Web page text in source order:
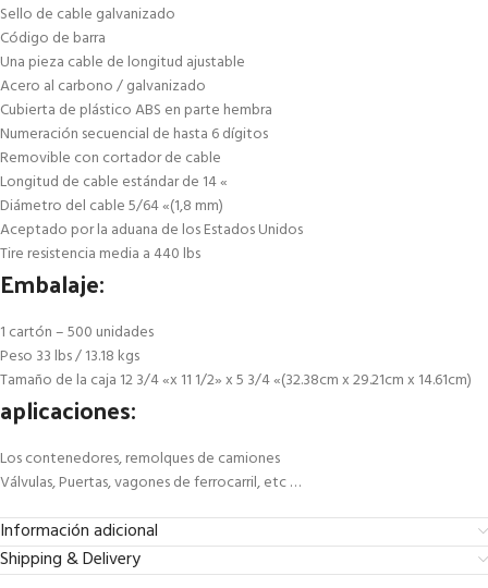
Sello de cable galvanizado
Código de barra
Una pieza cable de longitud ajustable
Acero al carbono / galvanizado
Cubierta de plástico ABS en parte hembra
Numeración secuencial de hasta 6 dígitos
Removible con cortador de cable
Longitud de cable estándar de 14 «
Diámetro del cable 5/64 «(1,8 mm)
Aceptado por la aduana de los Estados Unidos
Tire resistencia media a 440 lbs
Embalaje:
1 cartón – 500 unidades
Peso 33 lbs / 13.18 kgs
Tamaño de la caja 12 3/4 «x 11 1/2» x 5 3/4 «(32.38cm x 29.21cm x 14.61cm)
aplicaciones:
Los contenedores, remolques de camiones
Válvulas, Puertas, vagones de ferrocarril, etc …
Información adicional
Shipping & Delivery